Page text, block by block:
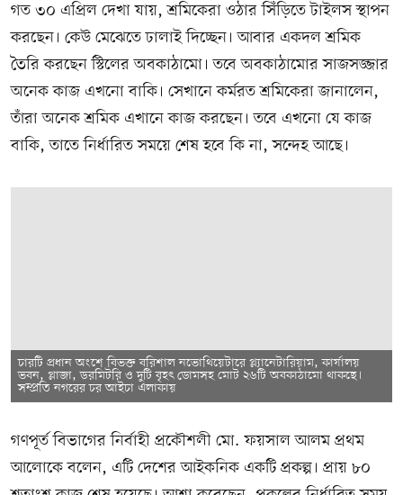
গত ৩০ এপ্রিল দেখা যায়, শ্রমিকেরা ওঠার সিঁড়িতে টাইলস স্থাপন
করছেন। কেউ মেঝেতে ঢালাই দিচ্ছেন। আবার একদল শ্রমিক
তৈরি করছেন স্টিলের অবকাঠামো। তবে অবকাঠামোর সাজসজ্জার
অনেক কাজ এখনো বাকি। সেখানে কর্মরত শ্রমিকেরা জানালেন,
তাঁরা অনেক শ্রমিক এখানে কাজ করছেন। তবে এখনো যে কাজ
বাকি, তাতে নির্ধারিত সময়ে শেষ হবে কি না, সন্দেহ আছে।
চারটি প্রধান অংশে বিভক্ত বরিশাল নভোথিয়েটারে প্ল্যানেটারিয়াম, কার্যালয়
ভবন, প্লাজা, ডরমিটরি ও দুটি বৃহৎ ডোমসহ মোট ২৬টি অবকাঠামো থাকছে।
সম্প্রতি নগরের চর আইচা এলাকায়
গণপূর্ত বিভাগের নির্বাহী প্রকৌশলী মো. ফয়সাল আলম প্রথম
আলোকে বলেন, এটি দেশের আইকনিক একটি প্রকল্প। প্রায় ৮০